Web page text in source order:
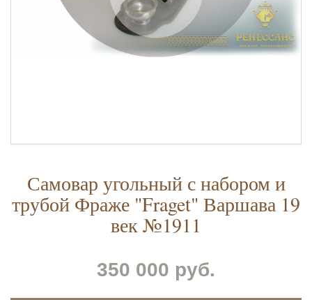
Самовар угольный с набором и
трубой Фраже "Fraget" Варшава 19
век №1911
350 000 руб.